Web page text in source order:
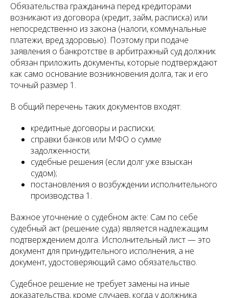
Обязательства гражданина перед кредиторами
возникают из договора (кредит, займ, расписка) или
непосредственно из закона (налоги, коммунальные
платежи, вред здоровью). Поэтому при подаче
заявления о банкротстве в арбитражный суд должник
обязан приложить документы, которые подтверждают
как само основание возникновения долга, так и его
точный размер 1.
В общий перечень таких документов входят:
кредитные договоры и расписки;
справки банков или МФО о сумме
задолженности;
судебные решения (если долг уже взыскан
судом);
постановления о возбуждении исполнительного
производства 1.
Важное уточнение о судебном акте: Сам по себе
судебный акт (решение суда) является надлежащим
подтверждением долга. Исполнительный лист — это
документ для принудительного исполнения, а не
документ, удостоверяющий само обязательство.
Судебное решение не требует замены на иные
доказательства, кроме случаев, когда у должника